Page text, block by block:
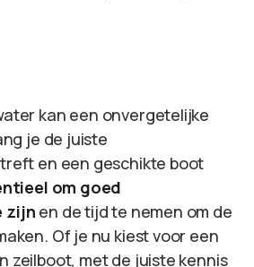
kan een onvergetelijke
je de juiste
en een geschikte boot
om goed
zijn en de tijd te nemen om de
Of je nu kiest voor een
zeilboot, met de juiste kennis